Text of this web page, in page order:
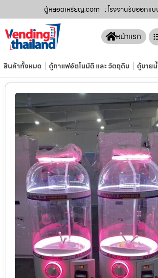
ตู้หยอดเหรียญ.com : โรงงานรับออกแ
หน้าแรก
สินค้าทั้งหมด ตู้กาแฟอัตโนมัติ และ วัตถุดิบ ตู้ขาย